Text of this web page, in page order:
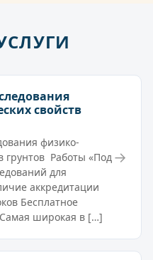
свойств
физико-
грунтов Работы «Под
для
аккредитации
Бесплатное
широкая в […]
→